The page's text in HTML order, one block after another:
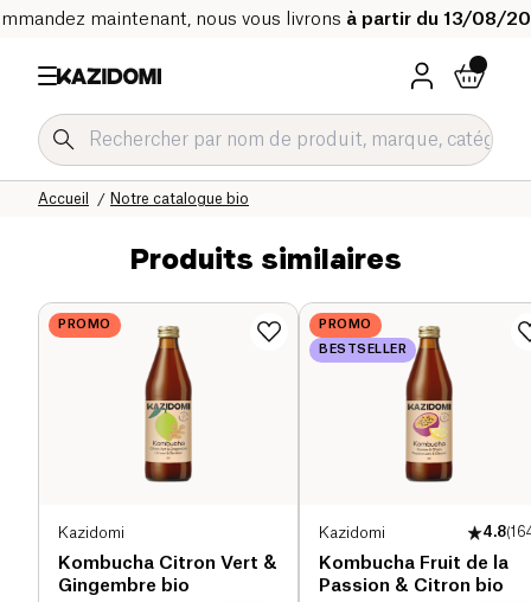
maintenant, nous vous livrons à partir du 13/08/
Notre catalogue bio
Accueil
Produits similaires
PROMO
Kazidomi
Kombucha Citron Vert &
Gingembre bio
PROMO
BESTSELLER
Kazidomi 4.8(
Kombucha Fruit de la
Passion & Citron bio